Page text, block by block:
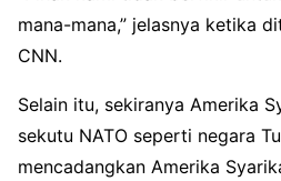
mana-mana,” jelasnya ketika
CNN.
Selain itu, sekiranya Amerika
sekutu NATO seperti negara
mencadangkan Amerika